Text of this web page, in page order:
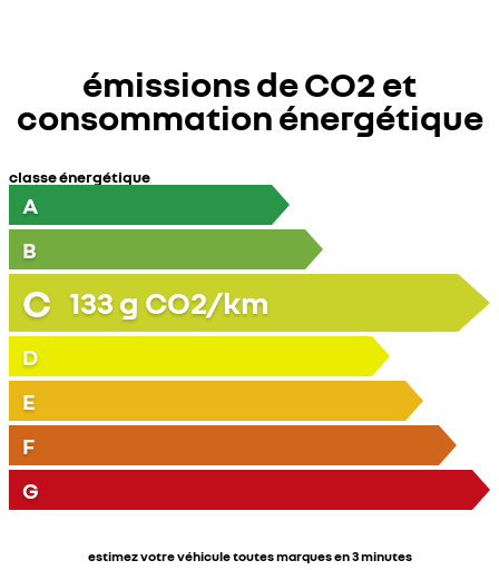
émissions de CO2 et
consommation énergétique
classe énergétique
A
B
C 133 g CO2/km
D
E
F
G
estimez votre véhicule toutes marques en 3 minutes